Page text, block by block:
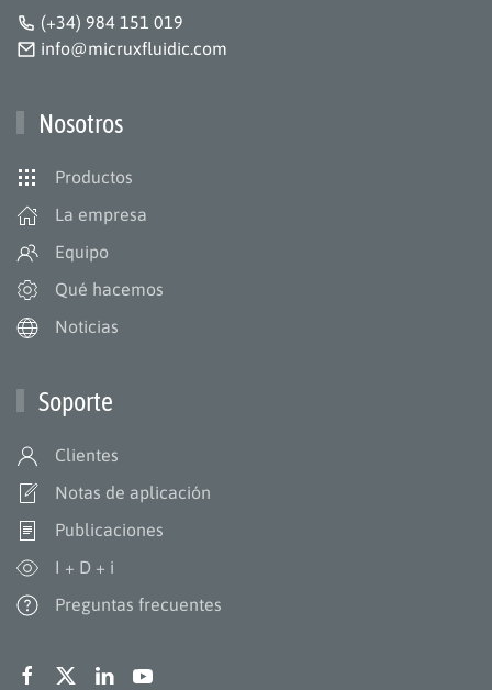
(+34) 984 151 019
info@micruxfluidic.com
Nosotros
Productos
La empresa
Equipo
Qué hacemos
Noticias
Soporte
Clientes
Notas de aplicación
Publicaciones
I + D + i
Preguntas frecuentes